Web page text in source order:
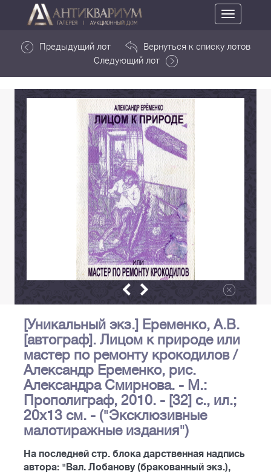
Toggle
navigation
Предыдущий лот
Вернуться к списку лотов
Следующий лот
[Уникальный экз.] Еременко, А.В.
[автограф]. Лицом к природе или
мастер по ремонту крокодилов /
Александр Еременко, рис.
Александра Смирнова. - М.:
Прополиграф, 2010. - [32] с., ил.;
20х13 см. - ("Эксклюзивные
малотиражные издания")
На последней стр. блока дарственная надпись
автора: "Вал. Лобанову (бракованный экз.),